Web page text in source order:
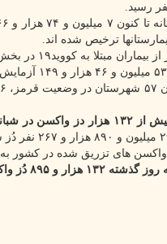
ترخیص شده اند.
در شبانه روز گذشته
تزریق شده در کشور به ۱۵۲ میلیون و ۷۶۱ هزار و ۹۱۲ دُز رسید.
۸۹۵ دُز واکسن کرونا در کشور تزریق شده است.